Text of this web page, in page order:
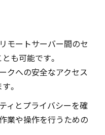
モートサーバー間のセ
も可能です。
クへの安全なアクセス
。
ィとプライバシーを確
業や操作を行うための